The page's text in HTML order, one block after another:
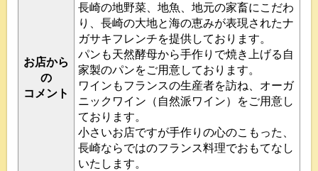
お店から
の
コメント
長崎の地野菜、地魚、地元の家畜にこだわ
り、長崎の大地と海の恵みが表現されたナ
ガサキフレンチを提供しております。
パンも天然酵母から手作りで焼き上げる自
家製のパンをご用意しております。
ワインもフランスの生産者を訪ね、オーガ
ニックワイン（自然派ワイン）をご用意し
ております。
小さいお店ですが手作りの心のこもった、
長崎ならではのフランス料理でおもてなし
いたします。